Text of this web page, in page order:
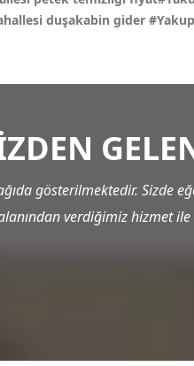
duşakabin gider
gösterilmektedir. Sizde
verdiğimiz hizmet